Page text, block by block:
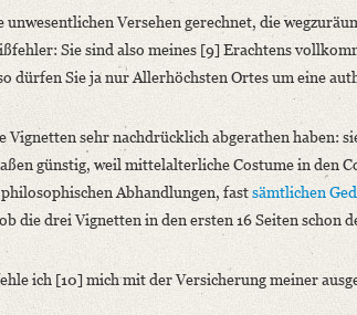
Versehen gerechnet, die
Sie sind also meines [9] Erachtens
dürfen Sie ja nur Allerhöchsten Ortes um eine
sehr nachdrücklich abgerathen haben:
günstig, weil mittelalterliche Costume in den
philosophischen Abhandlungen, fastsämtlichen
die drei Vignetten in den ersten 16 Seiten schon
ich [10] mich mit der Versicherung meiner